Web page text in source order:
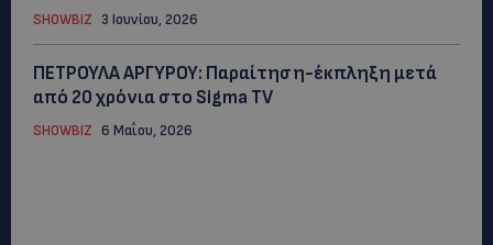
SHOWBIZ 3 Ιουνίου, 2026
ΠΕΤΡΟΥΛΑ ΑΡΓΥΡΟΥ: Παραίτηση-έκπληξη μετά
από 20 χρόνια στο Sigma TV
SHOWBIZ 6 Μαΐου, 2026